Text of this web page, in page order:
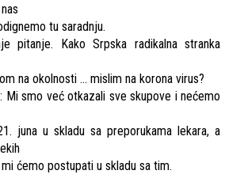
tu saradnju.
pitanje. Kako Srpska radikalna stranka
na okolnosti ... mislim na korona virus?
Mi smo već otkazali sve skupove i nećemo
juna u skladu sa preporukama lekara, a
ćemo postupati u skladu sa tim.